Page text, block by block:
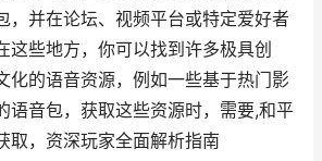
，并在论坛、视频平台或特定爱好者
这些地方，你可以找到许多极具创
化的语音资源，例如一些基于热门影
语音包，获取这些资源时，需要,和平
取，资深玩家全面解析指南